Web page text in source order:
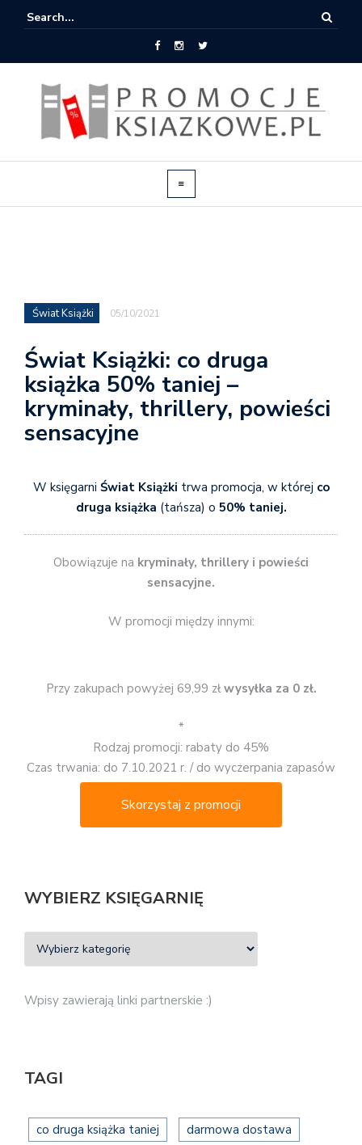
Świat Książki 05/10/2021
Świat Książki: co druga
książka 50% taniej –
kryminały, thrillery, powieści
sensacyjne
W księgarni Świat Książki trwa promocja, w której co
druga książka (tańsza) o 50% taniej.
Obowiązuje na kryminały, thrillery i powieści
sensacyjne.
W promocji między innymi:
Przy zakupach powyżej 69,99 złwysyłka za 0 zł.
*
Rodzaj promocji: rabaty do 45%
Czas trwania: do 7.10.2021 r. / do wyczerpania zapasów
Skorzystaj z promocji
WYBIERZ KSIĘGARNIĘ
Wpisy zawierają linki partnerskie :)
TAGI
co druga książka taniej darmowa dostawa